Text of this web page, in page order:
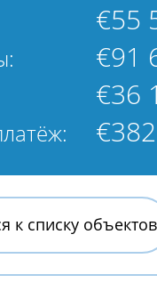
€55
€91
€36
€382
к списку объектов